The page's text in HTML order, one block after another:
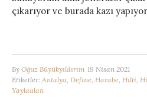
çıkarıyor ve burada kazı
By Oğuz Büyükyıldırım 19 Nisan 2021
Etiketler: Antalya Define Harabe Hilti
Yaylaalan